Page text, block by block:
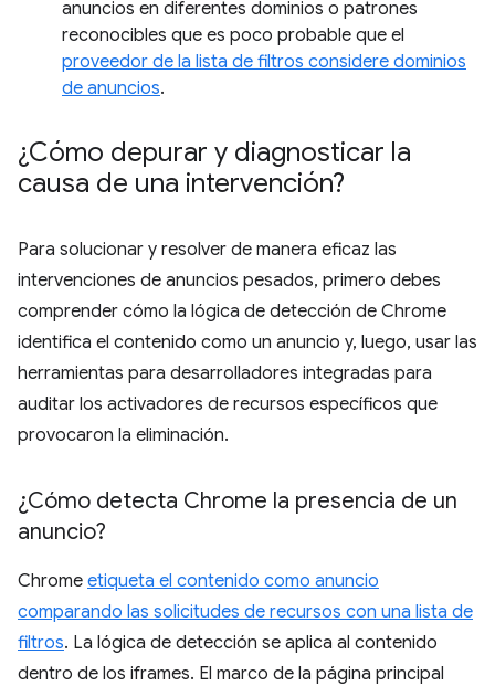
anuncios en diferentes dominios o patrones
reconocibles que es poco probable que el
proveedor de la lista de filtros considere dominios
de anuncios.
¿Cómo depurar y diagnosticar la
causa de una intervención?
Para solucionar y resolver de manera eficaz las
intervenciones de anuncios pesados, primero debes
comprender cómo la lógica de detección de Chrome
identifica el contenido como un anuncio y, luego, usar las
herramientas para desarrolladores integradas para
auditar los activadores de recursos específicos que
provocaron la eliminación.
¿Cómo detecta Chrome la presencia de un
anuncio?
Chrome etiqueta el contenido como anuncio
comparando las solicitudes de recursos con una lista de
filtros. La lógica de detección se aplica al contenido
dentro de los iframes. El marco de la página principal